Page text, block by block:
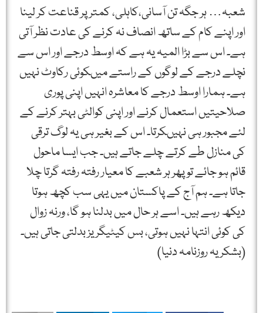
شعبہ… ہر جگہ تن آسانی،کاہلی، کمتر پر قناعت کر لینا
اور اپنے کام کے ساتھ انصاف نہ کرنے کی عادت نظر آتی
ہے۔ اس سے بڑا المیہ یہ ہے کہ اوسط درجے اور اس سے
نچلے درجے کے لوگوں کے راستے میںکوئی رکاوٹ نہیں
ہے۔ ہمارا اوسط درجے کا معاشرہ انہیں اپنی پوری
صلاحیتیں استعمال کرنے اور اپنی کوالٹی بہتر کرنے کے
لئے مجبور ہی نہیںکرتا۔ اس کے بغیر ہی یہ لوگ ترقی
کی منازل طے کرتے چلے جاتے ہیں۔ جب ایسا ماحول
قائم ہو جائے تو پھر ہر شعبے کا معیار رفتہ رفتہ گرتا چلا
جاتا ہے۔ ہم آج کے پاکستان میں یہی سب کچھ ہوتا
دیکھ رہے ہیں۔ اسے ہر حال میں بدلنا ہو گا، ورنہ زوال
کی کوئی انتہا نہیں ہوتی، بس کیٹیگریز بدلتی جاتی ہیں۔
(بشکریہ روزنامہ دنیا)